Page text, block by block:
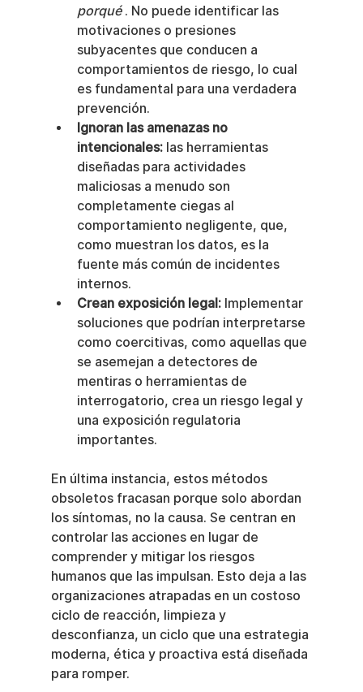
porqué . No puede identificar las
motivaciones o presiones
subyacentes que conducen a
comportamientos de riesgo, lo cual
es fundamental para una verdadera
prevención.
Ignoran las amenazas no
intencionales: las herramientas
diseñadas para actividades
maliciosas a menudo son
completamente ciegas al
comportamiento negligente, que,
como muestran los datos, es la
fuente más común de incidentes
internos.
Crean exposición legal: Implementar
soluciones que podrían interpretarse
como coercitivas, como aquellas que
se asemejan a detectores de
mentiras o herramientas de
interrogatorio, crea un riesgo legal y
una exposición regulatoria
importantes.
En última instancia, estos métodos
obsoletos fracasan porque solo abordan
los síntomas, no la causa. Se centran en
controlar las acciones en lugar de
comprender y mitigar los riesgos
humanos que las impulsan. Esto deja a las
organizaciones atrapadas en un costoso
ciclo de reacción, limpieza y
desconfianza, un ciclo que una estrategia
moderna, ética y proactiva está diseñada
para romper.